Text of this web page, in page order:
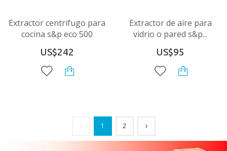
Extractor centrifugo para
cocina s&p eco 500
US$242
Extractor de aire para
vidrio o pared s&p...
US$95
1 2